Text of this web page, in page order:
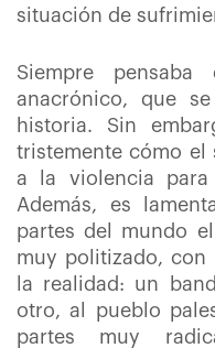
situación de
Siempre
anacrónico, que
historia. Sin
tristemente cómo el
a la violencia para
Además, es
partes del mundo
muy politizado, con
la realidad: un
otro, al pueblo
partes muy